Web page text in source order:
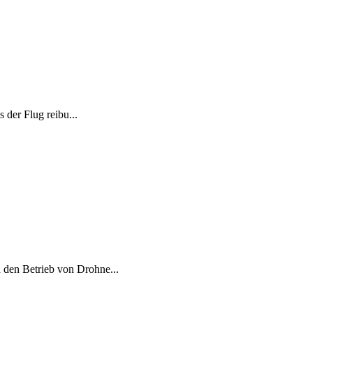
der Flug reibu...
Betrieb von Drohne...